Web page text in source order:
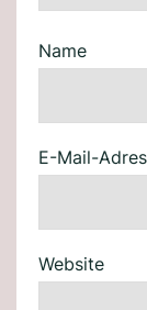
Name
E-Mail-
Website